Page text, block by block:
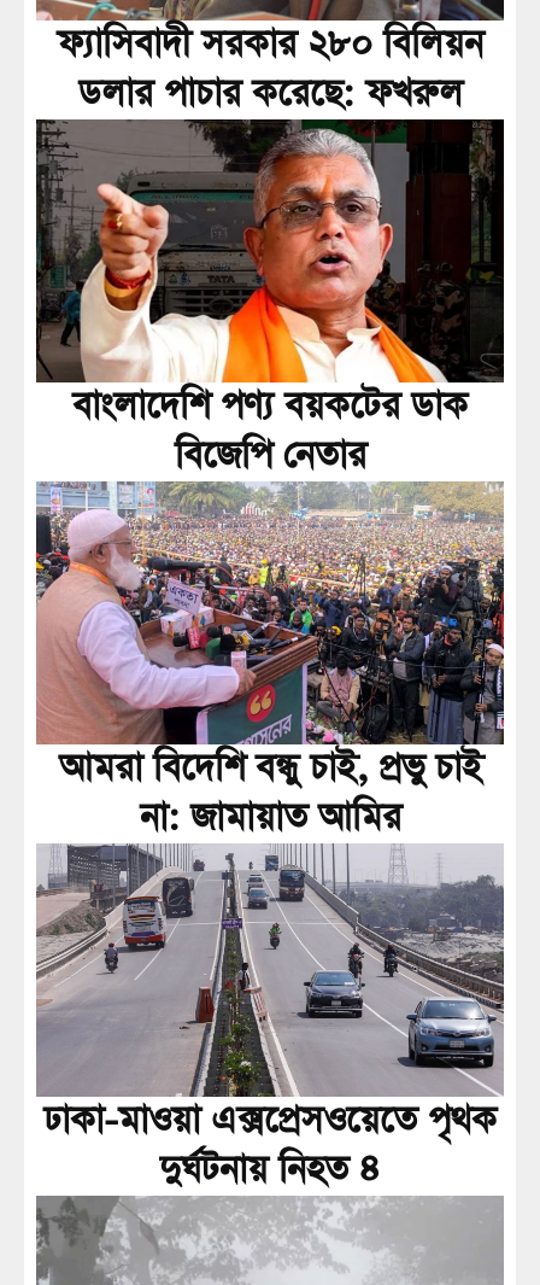
ফ্যাসিবাদী সরকার ২৮০ বিলিয়ন
ডলার পাচার করেছে: ফখরুল
বাংলাদেশি পণ্য বয়কটের ডাক
বিজেপি নেতার
আমরা বিদেশি বন্ধু চাই, প্রভু চাই
না: জামায়াত আমির
ঢাকা-মাওয়া এক্সপ্রেসওয়েতে পৃথক
দুর্ঘটনায় নিহত ৪